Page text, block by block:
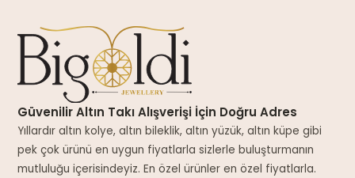
Güvenilir Altın Takı Alışverişi İçin Doğru Adres
Yıllardır altın kolye, altın bileklik, altın yüzük, altın küpe gibi
pek çok ürünü en uygun fiyatlarla sizlerle buluşturmanın
mutluluğu içerisindeyiz. En özel ürünler en özel fiyatlarla.